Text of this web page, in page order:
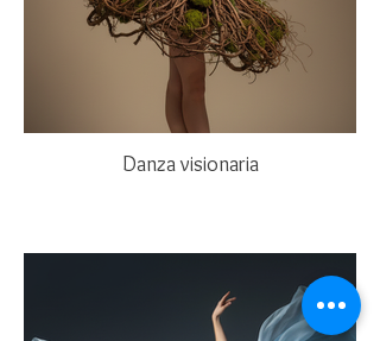
Danza visionaria